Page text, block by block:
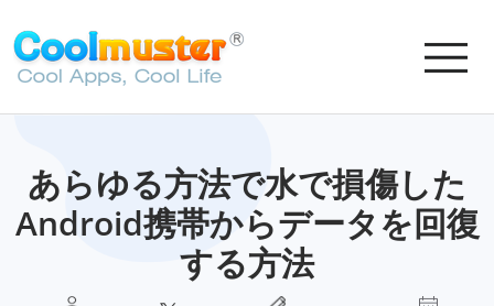
あらゆる方法で水で損傷した
Android携帯からデータを回復
する方法